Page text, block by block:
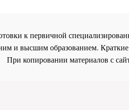
к первичной
и высшим образованием.
При копировании материалов с